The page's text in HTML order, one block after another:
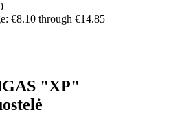
€8.10 through €14.85
"XP"